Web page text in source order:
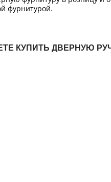
фурнитурой.
КУПИТЬ ДВЕРНУЮ